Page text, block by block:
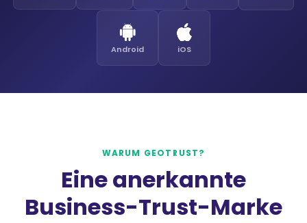
Android iOS
WARUM GEOTRUST?
Eine anerkannte
Business-Trust-Marke